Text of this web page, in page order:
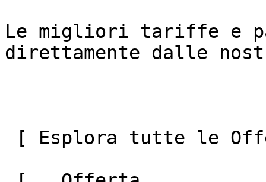
Le migliori tariffe e
direttamente dalle